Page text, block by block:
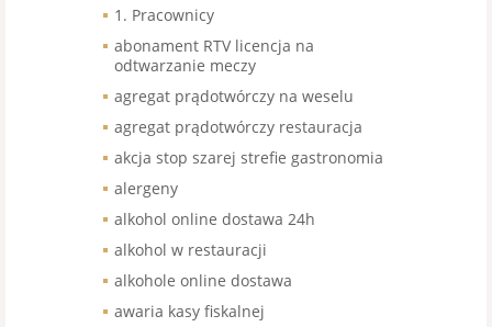
1. Pracownicy
abonament RTV licencja na
odtwarzanie meczy
agregat prądotwórczy na weselu
agregat prądotwórczy restauracja
akcja stop szarej strefie gastronomia
alergeny
alkohol online dostawa 24h
alkohol w restauracji
alkohole online dostawa
awaria kasy fiskalnej